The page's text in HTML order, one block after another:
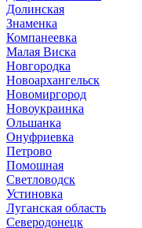
Долинская
Знаменка
Компанеевка
Малая Виска
Новгородка
Новоархангельск
Новомиргород
Новоукраинка
Ольшанка
Онуфриевка
Петрово
Помошная
Светловодск
Устиновка
Луганская область
Северодонецк